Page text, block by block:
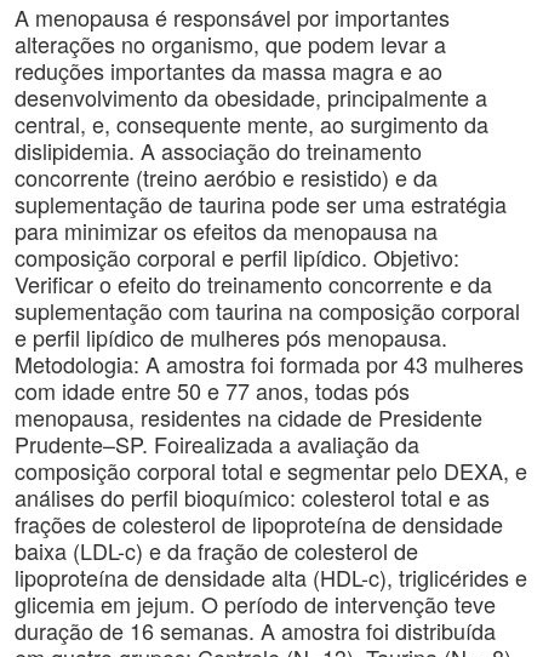
A menopausa é responsável por importantes
alterações no organismo, que podem levar a
reduções importantes da massa magra e ao
desenvolvimento da obesidade, principalmente a
central, e, consequente mente, ao surgimento da
dislipidemia. A associação do treinamento
concorrente (treino aeróbio e resistido) e da
suplementação de taurina pode ser uma estratégia
para minimizar os efeitos da menopausa na
composição corporal e perfil lipídico. Objetivo:
Verificar o efeito do treinamento concorrente e da
suplementação com taurina na composição corporal
e perfil lipídico de mulheres pós menopausa.
Metodologia: A amostra foi formada por 43 mulheres
com idade entre 50 e 77 anos, todas pós
menopausa, residentes na cidade de Presidente
Prudente–SP. Foirealizada a avaliação da
composição corporal total e segmentar pelo DEXA, e
análises do perfil bioquímico: colesterol total e as
frações de colesterol de lipoproteína de densidade
baixa (LDL-c) e da fração de colesterol de
lipoproteína de densidade alta (HDL-c), triglicérides e
glicemia em jejum. O período de intervenção teve
duração de 16 semanas. A amostra foi distribuída